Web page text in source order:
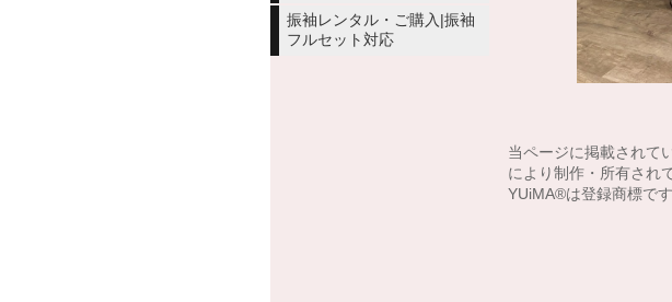
当ページに掲載されて
により制作・所有され
YUiMA®︎は登録商標です
振袖レンタル・ご購入|振袖
フルセット対応